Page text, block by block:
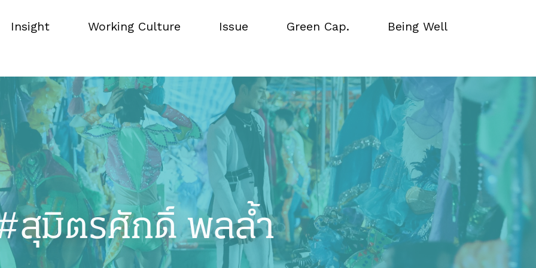
Insight
Working Culture
Issue
Green Cap.
Being Well
สุมิตรศักดิ์ พลล้ำ